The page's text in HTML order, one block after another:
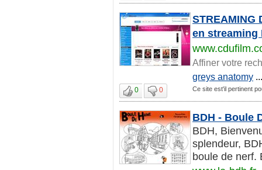
STREAMING
en streaming
Affiner votre
greys anatomy ...
0 0 Ce site est'il pertinent
BDH - Boule
BDH,
splendeur,
boule de nerf.